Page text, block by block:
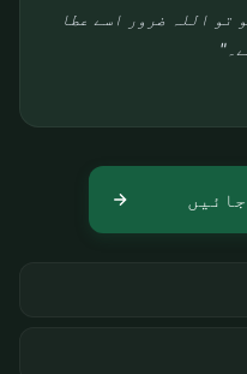
تو اللہ ضرور اسے عطا